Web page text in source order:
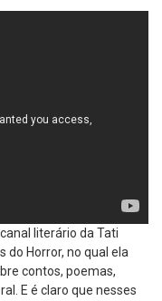
literário da Tati
do Horror, no qual ela
contos, poemas,
E é claro que nesses